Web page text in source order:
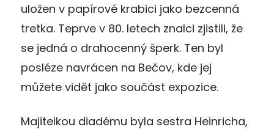
uložen v papírové krabici jako bezcenná
tretka. Teprve v 80. letech znalci zjistili, že
se jedná o drahocenný šperk. Ten byl
posléze navrácen na Bečov, kde jej
můžete vidět jako součást expozice.
Majitelkou diadému byla sestra Heinricha,